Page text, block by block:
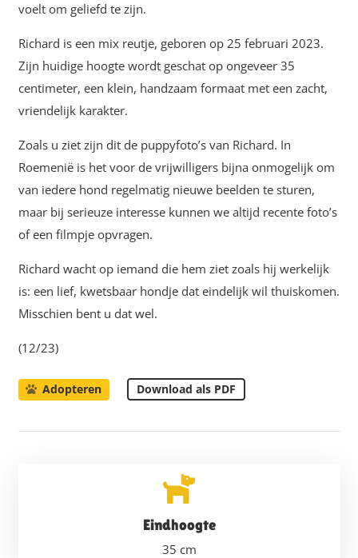
voelt om geliefd te zijn.
Richard is een mix reutje, geboren op 25 februari 2023.
Zijn huidige hoogte wordt geschat op ongeveer 35
centimeter, een klein, handzaam formaat met een zacht,
vriendelijk karakter.
Zoals u ziet zijn dit de puppyfoto’s van Richard. In
Roemenië is het voor de vrijwilligers bijna onmogelijk om
van iedere hond regelmatig nieuwe beelden te sturen,
maar bij serieuze interesse kunnen we altijd recente foto’s
of een filmpje opvragen.
Richard wacht op iemand die hem ziet zoals hij werkelijk
is: een lief, kwetsbaar hondje dat eindelijk wil thuiskomen.
Misschien bent u dat wel.
(12/23)
Adopteren Download als PDF
Eindhoogte
35 cm